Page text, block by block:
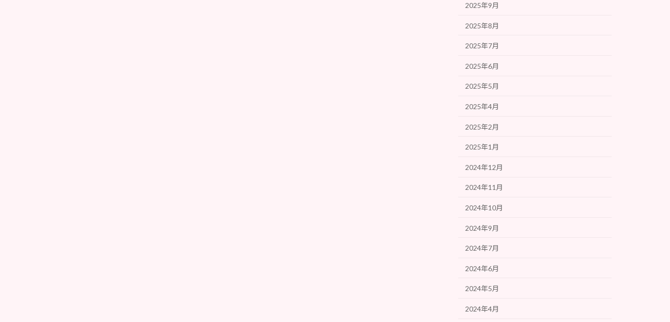
2025年9月
2025年8月
2025年7月
2025年6月
2025年5月
2025年4月
2025年2月
2025年1月
2024年12月
2024年11月
2024年10月
2024年9月
2024年7月
2024年6月
2024年5月
2024年4月